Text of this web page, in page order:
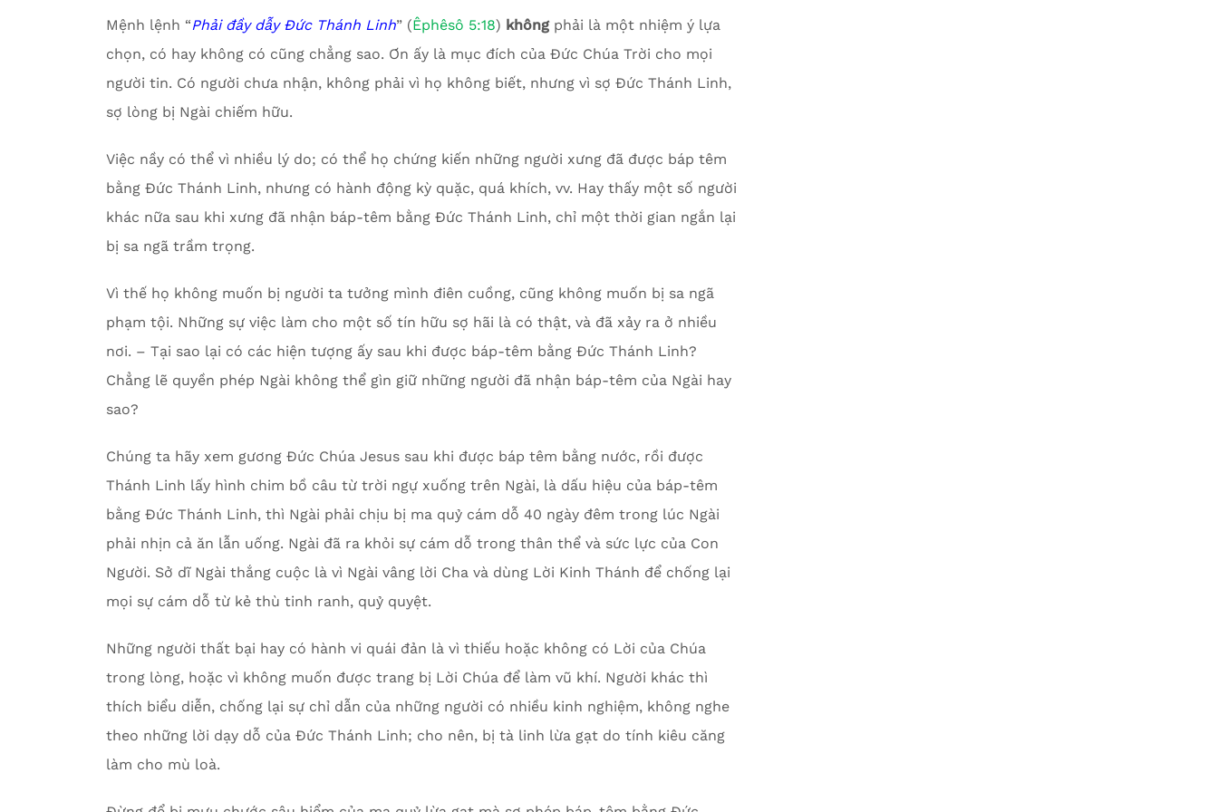
Mệnh lệnh “Phảiđầy dẫy Đức Thánh Linh” (Êphêsô 5:18) khôngphải là một nhiệm ý lựa
chọn, có hay không có cũng chẳng sao. Ơn ấy là mục đích của Đức Chúa Trời cho mọi
người tin. Có người chưa nhận, không phải vì họ không biết, nhưng vì sợ Đức Thánh Linh,
sợ lòng bị Ngài chiếm hữu.
Việc nầy có thể vì nhiều lý do; có thể họ chứng kiến những người xưng đã được báp têm
bằng Đức Thánh Linh, nhưng có hành động kỳ quặc, quá khích, vv. Hay thấy một số người
khác nữa sau khi xưng đã nhận báp-têm bằng Đức Thánh Linh, chỉ một thời gian ngắn lại
bị sa ngã trầm trọng.
Vì thế họ không muốn bị người ta tưởng mình điên cuồng, cũng không muốn bị sa ngã
phạm tội. Những sự việc làm cho một số tín hữu sợ hãi là có thật, và đã xảy ra ở nhiều
nơi. – Tại sao lại có các hiện tượng ấy sau khi được báp-têm bằng Đức Thánh Linh?
Chẳng lẽ quyền phép Ngài không thể gìn giữ những người đã nhận báp-têm của Ngài hay
sao?
Chúng ta hãy xem gương Đức Chúa Jesus sau khi được báp têm bằng nước, rồi được
Thánh Linh lấy hình chim bồ câu từ trời ngự xuống trên Ngài, là dấu hiệu của báp-têm
bằng Đức Thánh Linh, thì Ngài phải chịu bị ma quỷ cám dỗ 40 ngày đêm trong lúc Ngài
phải nhịn cả ăn lẫn uống. Ngài đã ra khỏi sự cám dỗ trong thân thể và sức lực của Con
Người. Sở dĩ Ngài thắng cuộc là vì Ngài vâng lời Cha và dùng Lời Kinh Thánh để chống lại
mọi sự cám dỗ từ kẻ thù tinh ranh, quỷ quyệt.
Những người thất bại hay có hành vi quái đản là vì thiếu hoặc không có Lời của Chúa
trong lòng, hoặc vì không muốn được trang bị Lời Chúa để làm vũ khí. Người khác thì
thích biểu diễn, chống lại sự chỉ dẫn của những người có nhiều kinh nghiệm, không nghe
theo những lời dạy dỗ của Đức Thánh Linh; cho nên, bị tà linh lừa gạt do tính kiêu căng
làm cho mù loà.